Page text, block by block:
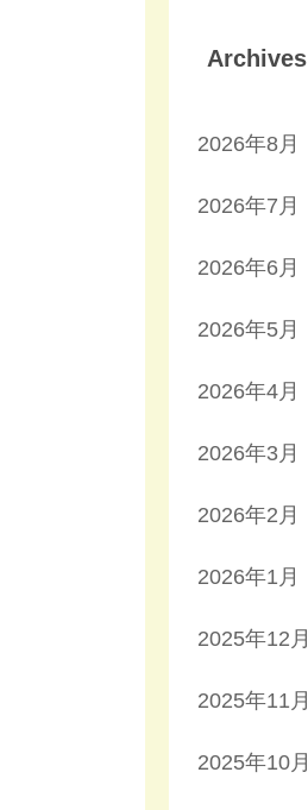
Archives
2026年8月
2026年7月
2026年6月
2026年5月
2026年4月
2026年3月
2026年2月
2026年1月
2025年12月
2025年11月
2025年10月